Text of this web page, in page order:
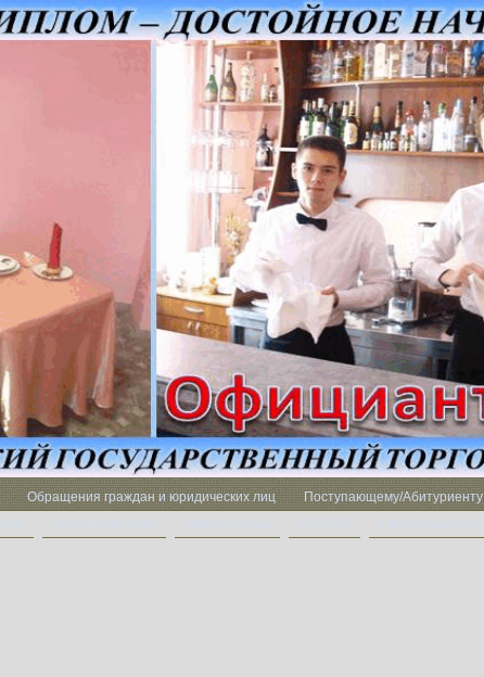
Обращения граждан и юридических лиц Поступающему/Абитуриенту